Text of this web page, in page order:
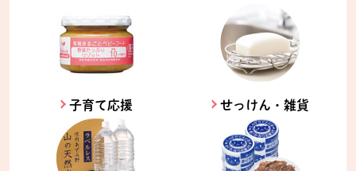
子育て応援 せっけん・雑貨